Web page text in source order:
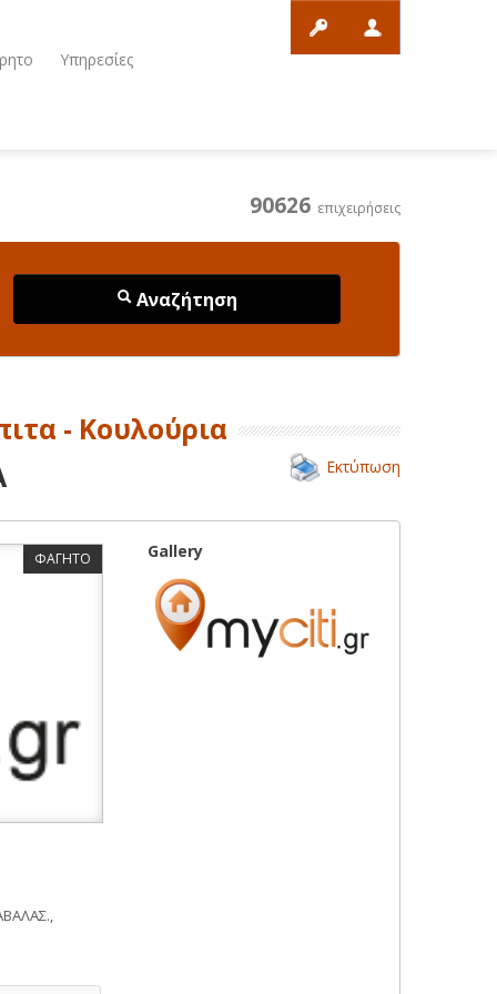
Υπηρεσίες
90626 επιχειρήσεις
Αναζήτηση
- Κουλούρια
Εκτύπωση
ΦΑΓΗΤΟ Gallery